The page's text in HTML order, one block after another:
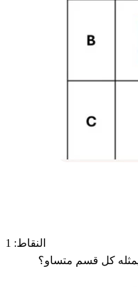
النقاط: 1
كل قسم متساو؟